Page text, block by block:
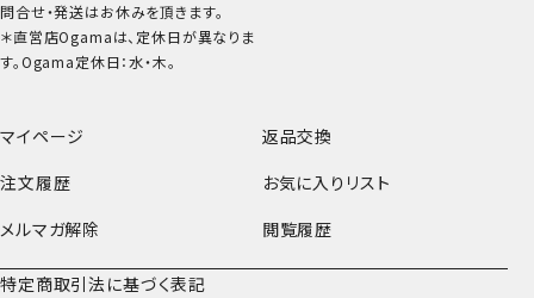
マイページ
返品交換
注文履歴
お気に入りリスト
メルマガ解除
閲覧履歴
特定商取引法に基づく表記
問合せ・発送はお休みを頂きます。
＊直営店Ogamaは、定休日が異なりま
す。Ogama定休日：水・木。